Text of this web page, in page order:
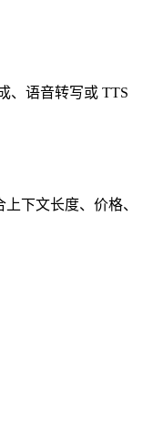
、语音转写或 TTS
下文长度、价格、